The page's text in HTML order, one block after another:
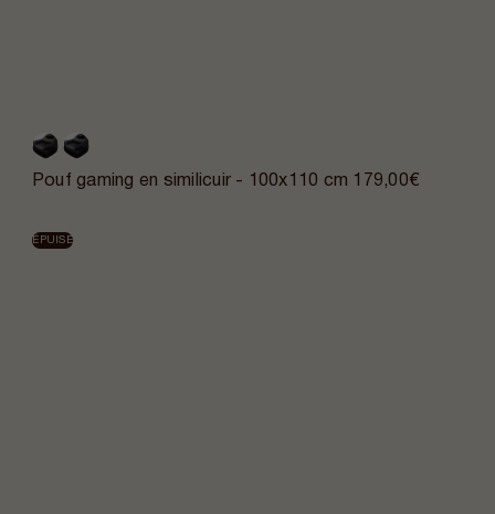
Pouf gaming en similicuir - 100x110 cm 179,00€
ÉPUISÉ